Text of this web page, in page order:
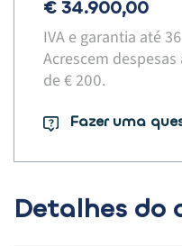
€ 34.900,00
IVA e garantia até
Acrescem
de € 200.​
Fazer uma
Detalhes do